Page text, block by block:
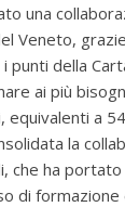
una
Veneto,
punti della
ai più
a
la
che ha
di